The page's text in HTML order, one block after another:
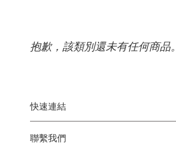
抱歉，該類別還未有任何商品。
快速連結
聯繫我們